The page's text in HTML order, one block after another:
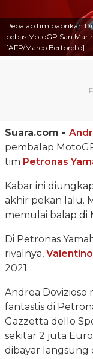
Pebalap tim pabrikan
bebas MotoGP San
[AFP/Marco Bertorello]
Suara.com -
pembalap
tim Petronas
Kabar ini
akhir pekan lalu.
memulai balap di
Di Petronas
rivalnya,
2021.
Andrea
fantastis di
Gazzetta dello
sekitar 2 juta
dibayar langsung